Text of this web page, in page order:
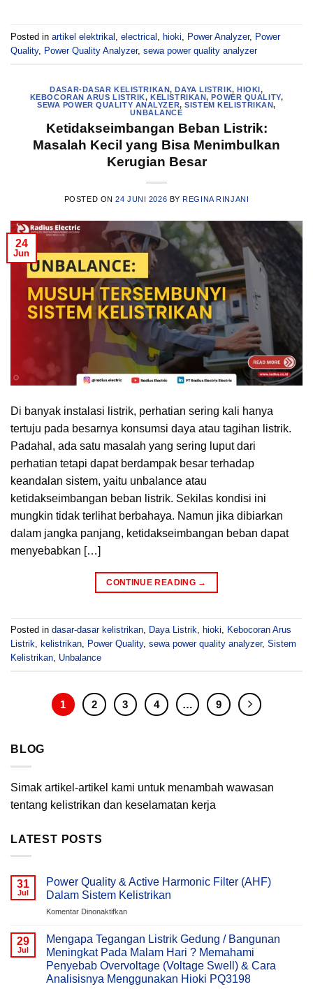
Posted in artikel elektrikal electrical hioki Power Analyzer, Power
Quality, Power Quality Analyzer, sewa power quality analyzer
DASAR-DASAR KELISTRIKAN,DAYA LISTRIK,HIOKI,
KEBOCORAN ARUS LISTRIK,KELISTRIKAN,POWER QUALITY,
SEWA POWER QUALITY ANALYZER,SISTEM KELISTRIKAN,
UNBALANCE
Ketidakseimbangan Beban Listrik:
Masalah Kecil yang Bisa Menimbulkan
Kerugian Besar
POSTED ON24 JUNI 2026 BYREGINA RINJANI
24
Jun
Di banyak instalasi listrik, perhatian sering kali hanya
tertuju pada besarnya konsumsi daya atau tagihan listrik.
Padahal, ada satu masalah yang sering luput dari
perhatian tetapi dapat berdampak besar terhadap
keandalan sistem, yaitu unbalance atau
ketidakseimbangan beban listrik. Sekilas kondisi ini
mungkin tidak terlihat berbahaya. Namun jika dibiarkan
dalam jangka panjang, ketidakseimbangan beban dapat
menyebabkan […]
CONTINUE READING →
Posted in dasar-dasar kelistrikan Daya Listrik hioki
Kebocoran Arus
Listrik
kelistrikan Power Quality, sewa power quality analyzer, Sistem
Kelistrikan Unbalance
1 2 3 4 … 9
BLOG
Simak artikel-artikel kami untuk menambah wawasan
tentang kelistrikan dan keselamatan kerja
LATEST POSTS
31
Jul
Power Quality & Active Harmonic Filter (AHF)
Dalam Sistem Kelistrikan
Komentar Dinonaktifkanpada
Quality
&
Active
Harmonic
Filter
29
Jul
Mengapa Tegangan Listrik Gedung / Bangunan
Meningkat Pada Malam Hari ? Memahami
Penyebab Overvoltage (Voltage Swell) & Cara
Analisisnya Menggunakan Hioki PQ3198